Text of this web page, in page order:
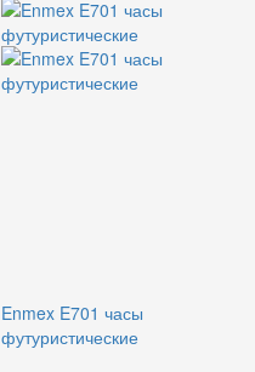
Enmex E701 часы
футуристические